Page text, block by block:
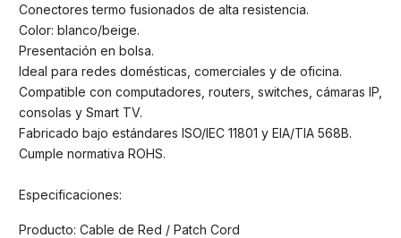
Conectores termo fusionados de alta resistencia.
Color: blanco/beige.
Presentación en bolsa.
Ideal para redes domésticas, comerciales y de oficina.
Compatible con computadores, routers, switches, cámaras IP,
consolas y Smart TV.
Fabricado bajo estándares ISO/IEC 11801 y EIA/TIA 568B.
Cumple normativa ROHS.
Especificaciones:
Producto: Cable de Red / Patch Cord